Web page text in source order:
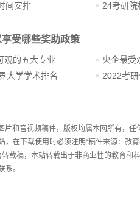
间安排
受哪些奖助政策
观的五大专业
大学学术排名
央企最受
2022考
和音视频稿件，版权均属本网所有，
在下载使用时必须注明“稿件来源：教育
载稿，本站转载出于非商业性的教育和
系。